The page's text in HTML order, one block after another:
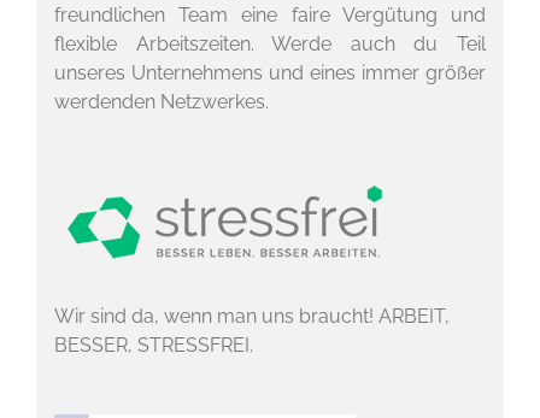
freundlichen Team eine faire Vergütung und
flexible Arbeitszeiten. Werde auch du Teil
unseres Unternehmens und eines immer größer
werdenden Netzwerkes.
Wir sind da, wenn man uns braucht! ARBEIT,
BESSER, STRESSFREI.